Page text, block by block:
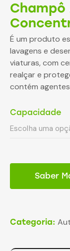
É um produto
lavagens e
viaturas, com
realçar e
contém
Capacidade
Saber
Categoria: